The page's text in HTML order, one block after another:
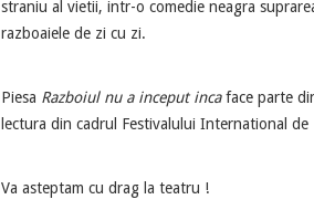
straniu al vietii, intr-o comedie neagra
razboaiele de zi cu zi.
Piesa Razboiul nu a inceput incaface parte
lectura din cadrul Festivalului International
Va asteptam cu drag la teatru !